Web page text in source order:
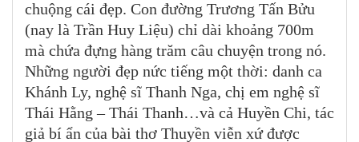
chuộng cái đẹp. Con đường Trương Tấn Bửu
(nay là Trần Huy Liệu) chỉ dài khoảng 700m
mà chứa đựng hàng trăm câu chuyện trong nó.
Những người đẹp nức tiếng một thời: danh ca
Khánh Ly, nghệ sĩ Thanh Nga, chị em nghệ sĩ
Thái Hằng – Thái Thanh…và cả Huyền Chi, tác
giả bí ẩn của bài thơ Thuyền viễn xứ được